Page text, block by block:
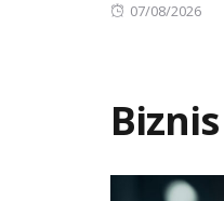
Posted
07/08/2026
Biznis